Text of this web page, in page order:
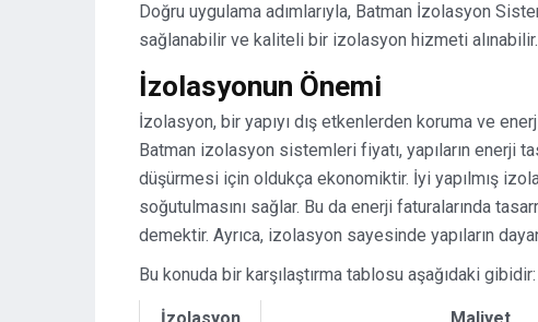
Doğru uygulama adımlarıyla, Batman İzolasyon
sağlanabilir ve kaliteli bir izolasyon hizmeti alınabilir.
İzolasyonun Önemi
İzolasyon, bir yapıyı dış etkenlerden koruma ve
Batman izolasyon sistemleri fiyatı, yapıların enerji
düşürmesi için oldukça ekonomiktir. İyi yapılmış
soğutulmasını sağlar. Bu da enerji faturalarında
demektir. Ayrıca, izolasyon sayesinde yapıların
Bu konuda bir karşılaştırma tablosu aşağıdaki gibidir: